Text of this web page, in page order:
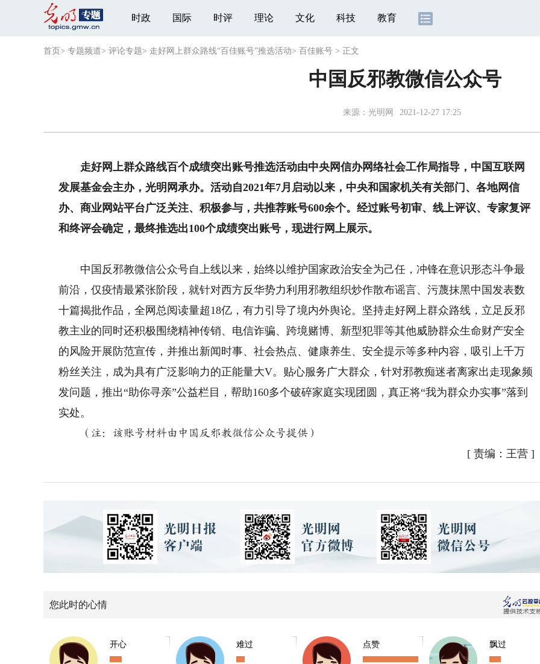
时政 国际 时评 理论 文化 科技 教育
首页 > 专题频道> 评论专题> 走好网上群众路线“百佳账号”推选活动> 百佳账号 > 正文
中国反邪教微信公众号
来源： 光明网 2021-12-27 17:25
走好网上群众路线百个成绩突出账号推选活动由中央网信办网络社会工作局指导，中国互联网
发展基金会主办，光明网承办。活动自2021年7月启动以来，中央和国家机关有关部门、各地网信
办、商业网站平台广泛关注、积极参与，共推荐账号600余个。经过账号初审、线上评议、专家复评
和终评会确定，最终推选出100个成绩突出账号，现进行网上展示。
中国反邪教微信公众号自上线以来，始终以维护国家政治安全为己任，冲锋在意识形态斗争最
前沿，仅疫情最紧张阶段，就针对西方反华势力利用邪教组织炒作散布谣言、污蔑抹黑中国发表数
十篇揭批作品，全网总阅读量超18亿，有力引导了境内外舆论。坚持走好网上群众路线，立足反邪
教主业的同时还积极围绕精神传销、电信诈骗、跨境赌博、新型犯罪等其他威胁群众生命财产安全
的风险开展防范宣传，并推出新闻时事、社会热点、健康养生、安全提示等多种内容，吸引上千万
粉丝关注，成为具有广泛影响力的正能量大V。贴心服务广大群众，针对邪教痴迷者离家出走现象频
发问题，推出“助你寻亲”公益栏目，帮助160多个破碎家庭实现团圆，真正将“我为群众办实事”落到
实处。
（注：该账号材料由中国反邪教微信公众号提供）
[ 责编：王营]
您此时的心情
开心 难过 点赞 飘过